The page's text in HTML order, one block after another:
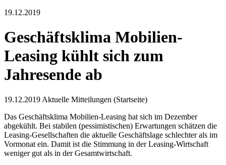
19.12.2019
Geschäftsklima Mobilien-
Leasing kühlt sich zum
Jahresende ab
19.12.2019 Aktuelle Mitteilungen (Startseite)
Das Geschäftsklima Mobilien-Leasing hat sich im Dezember
abgekühlt. Bei stabilen (pessimistischen) Erwartungen schätzen die
Leasing-Gesellschaften die aktuelle Geschäftslage schlechter als im
Vormonat ein. Damit ist die Stimmung in der Leasing-Wirtschaft
weniger gut als in der Gesamtwirtschaft.